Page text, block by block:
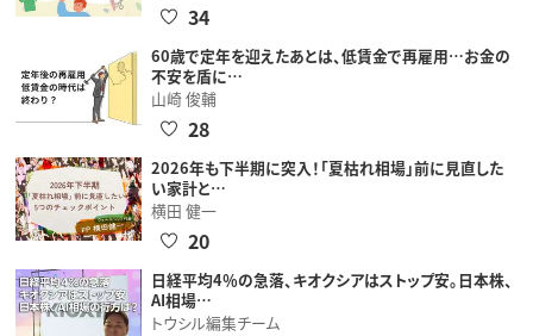
34
60歳で定年を迎えたあとは、低賃金で再雇用…お金の
不安を盾に…
山崎 俊輔
28
2026年も下半期に突入！「夏枯れ相場」前に見直した
い家計と…
横田 健一
20
日経平均4％の急落、キオクシアはストップ安。日本株、
AI相場…
トウシル編集チーム